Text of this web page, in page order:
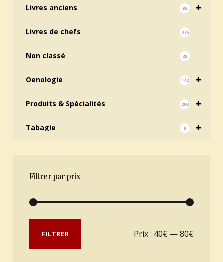
+
Livres anciens 92
Livres de chefs 376
Non classé 28
+
Oenologie 142
+
Produits & Spécialités 298
+
Tabagie 9
Filtrer par prix
Prix min
Prix maxFILTRER Prix : 40€ —80€